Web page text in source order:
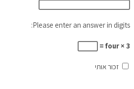
Please enter an answer in digits:
four × 3 =
זכור אותי